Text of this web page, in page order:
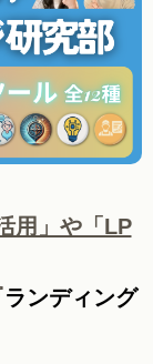
用」や「LP
ランディング